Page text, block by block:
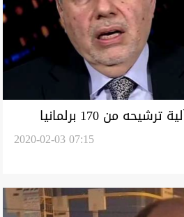
محمد علاوي يكشف آلية ترشيحه من 170 برلمانيا
2020-02-03 07:15